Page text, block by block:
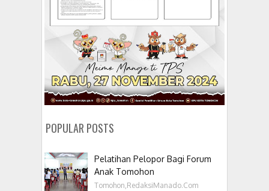
POPULAR POSTS
Pelatihan Pelopor Bagi Forum
Anak Tomohon
Tomohon,RedaksiManado.Com